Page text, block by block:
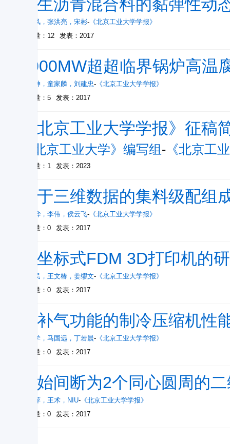
再生沥青混合料的黏弹性动
朱月风 ， 张洪亮 ， 宋彬- 《北京工业大学学报》
被引量：12
发表：2017
1000MW超超临界锅炉高温
吕洪坤 ， 童家麟 ， 刘建忠- 《北京工业大学学报》
被引量：5
发表：2017
《北京工业大学学报》征稿
《北京工业大学》编写组- 《北京工
被引量：1 发表：2023
基于三维数据的集料级配组
刘汉烨 ， 李伟 ， 侯云飞- 《北京工业大学学报》
被引量：0
发表：2017
柱坐标式FDM 3D打印机的
陈继民 ， 王文椿 ， 姜缪文- 《北京工业大学学报》
被引量：0
发表：2017
带补气功能的制冷压缩机
许树学 ， 马国远 ， 丁若晨- 《北京工业大学学报》
被引量：0
发表：2017
初始间断为2个同心圆周的
牛海萍 ， 王术 ， NIU- 《北京工业大学学报》
被引量：0
发表：2017